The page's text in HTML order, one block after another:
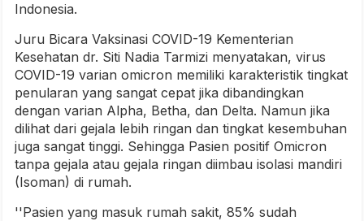
Indonesia.
Juru Bicara Vaksinasi COVID-19 Kementerian
Kesehatan dr. Siti Nadia Tarmizi menyatakan, virus
COVID-19 varian omicron memiliki karakteristik tingkat
penularan yang sangat cepat jika dibandingkan
dengan varian Alpha, Betha, dan Delta. Namun jika
dilihat dari gejala lebih ringan dan tingkat kesembuhan
juga sangat tinggi. Sehingga Pasien positif Omicron
tanpa gejala atau gejala ringan diimbau isolasi mandiri
(Isoman) di rumah.
''Pasien yang masuk rumah sakit, 85% sudah